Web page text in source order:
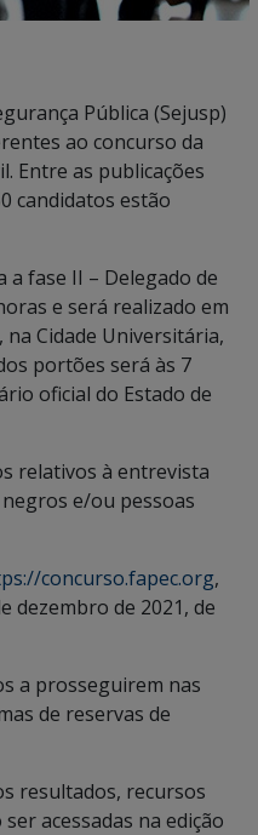
Pública (Sejusp)
ao concurso da
Entre as publicações
candidatos estão
fase II – Delegado de
e será realizado em
Cidade Universitária,
portões será às 7
oficial do Estado de
relativos à entrevista
e/ou pessoas
concurso.fapec.org,
dezembro de 2021, de
a prosseguirem nas
de reservas de
resultados, recursos
acessadas na edição